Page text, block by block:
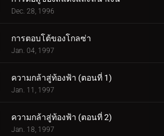
Dec. 28, 1996
การตอบโต้ของโกลซ่า
Jan. 04, 1997
ความกล้าสู่ท้องฟ้า (ตอนที่ 1)
Jan. 11, 1997
ความกล้าสู่ท้องฟ้า (ตอนที่ 2)
Jan. 18, 1997